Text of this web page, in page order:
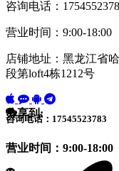
咨询电话：
营业时间：9:00-18:00
店铺地址：黑龙江省
段第loft4栋1212号
咨询电话：17545523783
营业时间：9:00-18:00
分享到: